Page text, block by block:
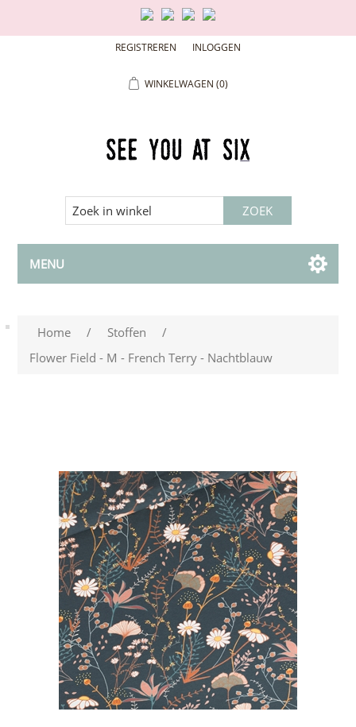
REGISTREREN INLOGGEN
WINKELWAGEN (0)
MENU
Home / Stoffen
/
Flower Field - M - French Terry - Nachtblauw